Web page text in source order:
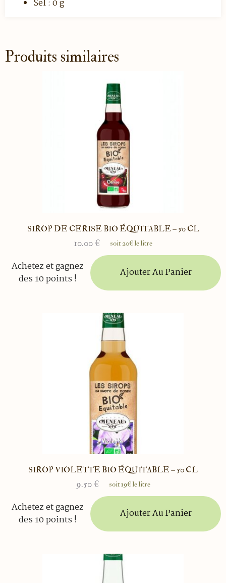
Sel : 0 g
Produits similaires
SIROP DE CERISE BIO ÉQUITABLE – 50 CL
10.00 € soit 20€ le litre
Achetez et gagnez
des 10 points !
Ajouter Au Panier
SIROP VIOLETTE BIO ÉQUITABLE – 50 CL
9.50 € soit 19€ le litre
Achetez et gagnez
des 10 points !
Ajouter Au Panier